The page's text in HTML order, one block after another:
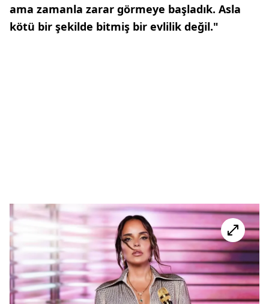
ama zamanla zarar görmeye başladık. Asla
kötü bir şekilde bitmiş bir evlilik değil."